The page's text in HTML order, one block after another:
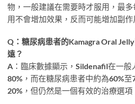
物，一般建議在需要時才服用，最
用不會增加效果，反而可能增加副作
Q：糖尿病患者的Kamagra Oral
遠？
A：臨床數據顯示，Sildenafil在一般
80%，而在糖尿病患者中約為60%至
20%，但仍然是一個有效的治療選項